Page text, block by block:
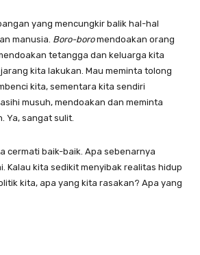
yang mencungkir balik hal-hal
manusia. Boro-boromendoakan orang
tetangga dan keluarga kita
kita lakukan. Mau meminta tolong
kita, sementara kita sendiri
musuh, mendoakan dan meminta
Ya, sangat sulit.
cermati baik-baik. Apa sebenarnya
Kalau kita sedikit menyibak realitas hidup
kita, apa yang kita rasakan? Apa yang